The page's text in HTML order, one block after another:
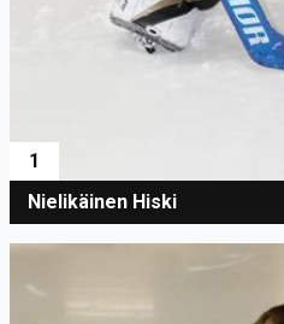
1
Nielikäinen Hiski